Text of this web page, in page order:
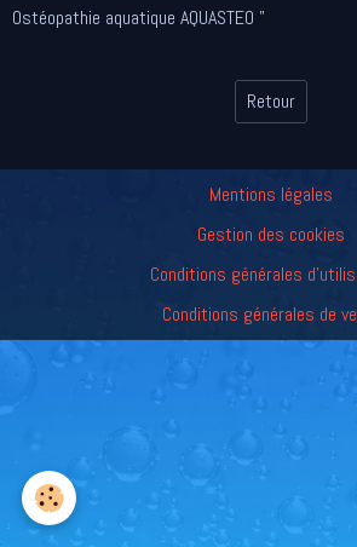
Ostéopathie aquatique AQUASTEO "
Retour
Mentions légales
Gestion des cookies
Conditions générales
Conditions générales de